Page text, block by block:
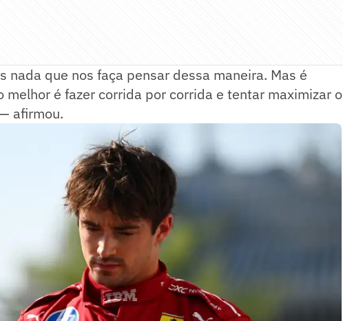
que nos faça pensar dessa maneira. Mas é
melhor é fazer corrida por corrida e tentar maximizar o
afirmou.